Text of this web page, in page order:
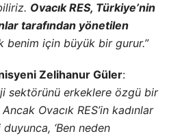
Ovacık RES, Türkiye’nin
tarafından yönetilen
benim için büyük bir gurur.”
Zelihanur Güler:
sektörünü erkeklere özgü bir
Ovacık RES’in kadınlar
‘Ben neden